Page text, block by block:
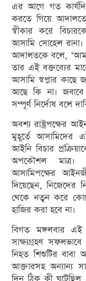
এর আগে গত
করতে গিয়ে
স্বীকার করে
আসামি সোহেল রানা।
আদালতকে বলে,
তার এই বক্তব্যের
আসামি স্বপ্নার
আছে কি না। জবাবে
সম্পূর্ণ নির্দোষ বলে
অবশ্য রাষ্ট্রপক্ষের
মুহূর্তে
আইনি বিচার
অপকৌশল মাত্র।
আসামিপক্ষের
দিয়েছেন, নিজেদের
থেকে নতুন করে
হাজির করা হবে না।
বিগত মঙ্গলবার এই
সাক্ষ্যগ্রহণ
নিহত শিশুটির বাবা
আক্তারসহ অন্যান্য